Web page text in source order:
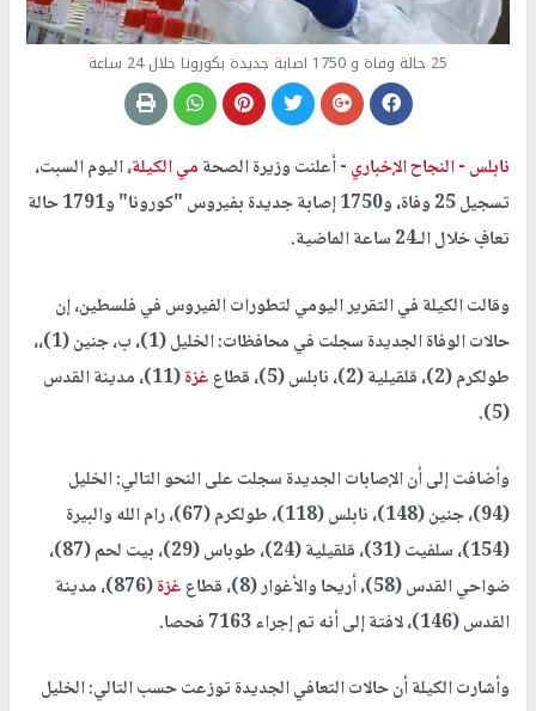
25 حالة وفاة و 1750 اصابة جديدة بكورونا خلال 24 ساعة
نابلس -النجاح الإخباري -أعلنت وزيرة الصحةمي الكيلة، اليوم السبت،
تسجيل 25 وفاة، و1750 إصابة جديدة بفيروس "كورونا" و1791 حالة
تعافٍ خلال الـ24 ساعة الماضية.
وقالت الكيلة في التقرير اليومي لتطورات الفيروس في فلسطين، إن
حالات الوفاة الجديدة سجلت في محافظات: الخليل (1)، ب، جنين (1)،،
طولكرم (2)، قلقيلية (2)، نابلس (5)، قطاع
غزة
(11)، مدينة القدس
(5).
وأضافت إلى أن الإصابات الجديدة سجلت على النحو التالي: الخليل
(94)، جنين (148)، نابلس (118)، طولكرم (67)، رام الله والبيرة
(154)، سلفيت (31)، قلقيلية (24)، طوباس (29)، بيت لحم (87)،
ضواحي القدس (58)، أريحا والأغوار (8)، قطاع
غزة
(876)، مدينة
القدس (146)، لافتة إلى أنه تم إجراء 7163 فحصا.
وأشارت الكيلة أن حالات التعافي الجديدة توزعت حسب التالي: الخليل